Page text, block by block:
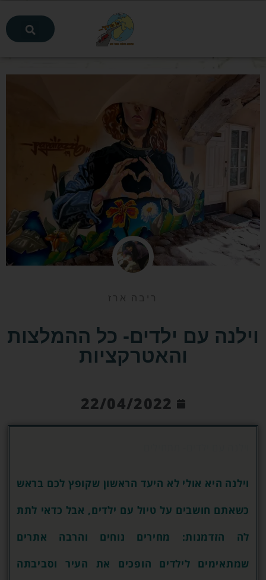
ריבה ארז
וילנה עם ילדים- כל ההמלצות
והאטרקציות
22/04/2022
וילנה היא אולי לא היעד הראשון שקופץ לכם בראש
כשאתם חושבים על טיול עם ילדים, אבל כדאי לתת
לה הזדמנות: מחירים נוחים והרבה אתרים
שמתאימים לילדים הופכים את העיר וסביבתה